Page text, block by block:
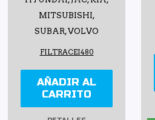
MITSUBISHI,
SUBAR, VOLVO
FILTRACEI480
AÑADIR AL
CARRITO